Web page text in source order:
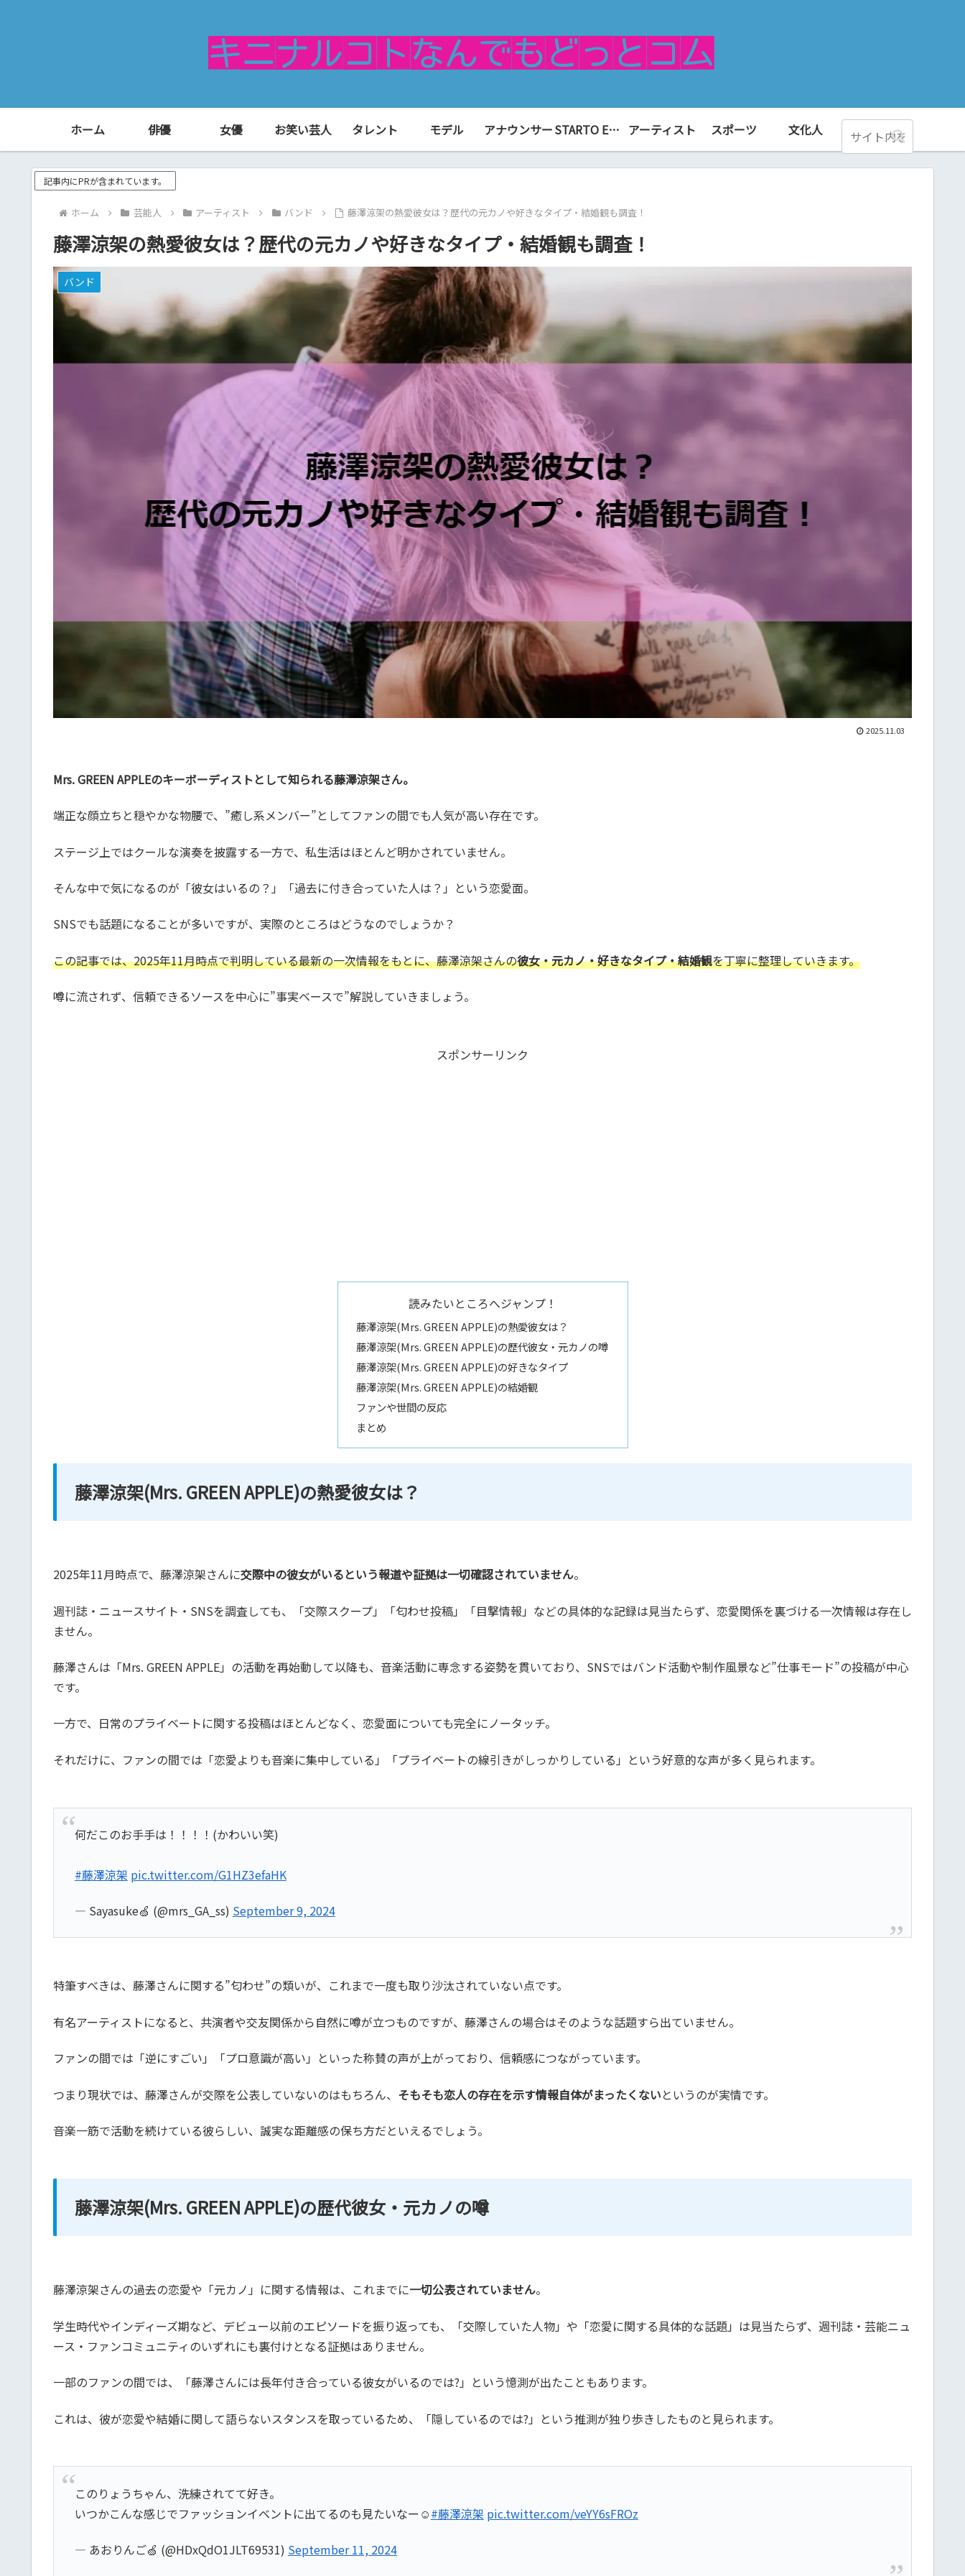
ホーム 俳優 女優 お笑い芸人 タレント モデル アナウンサー STARTO ENTERTAINMENT（旧ジャニーズ） アーティスト スポーツ 文化人
記事内にPRが含まれています。
ホーム 芸能人 アーティスト バンド 藤澤涼架の熱愛彼女は？歴代の元カノや好きなタイプ・結婚観も調査！
藤澤涼架の熱愛彼女は？歴代の元カノや好きなタイプ・結婚観も調査！
バンド
2025.11.03
Mrs. GREEN APPLEのキーボーディストとして知られる藤澤涼架さん。
端正な顔立ちと穏やかな物腰で、”癒し系メンバー”としてファンの間でも人気が高い存在です。
ステージ上ではクールな演奏を披露する一方で、私生活はほとんど明かされていません。
そんな中で気になるのが「彼女はいるの？」「過去に付き合っていた人は？」という恋愛面。
SNSでも話題になることが多いですが、実際のところはどうなのでしょうか？
この記事では、2025年11月時点で判明している最新の一次情報をもとに、藤澤涼架さんの彼女・元カノ・好きなタイプ・結婚観を丁寧に整理していきます。
噂に流されず、信頼できるソースを中心に”事実ベースで”解説していきましょう。
スポンサーリンク
読みたいところへジャンプ！
藤澤涼架(Mrs. GREEN APPLE)の熱愛彼女は？
藤澤涼架(Mrs. GREEN APPLE)の歴代彼女・元カノの噂
藤澤涼架(Mrs. GREEN APPLE)の好きなタイプ
藤澤涼架(Mrs. GREEN APPLE)の結婚観
ファンや世間の反応
まとめ
藤澤涼架(Mrs. GREEN APPLE)の熱愛彼女は？
2025年11月時点で、藤澤涼架さんに交際中の彼女がいるという報道や証拠は一切確認されていません。
週刊誌・ニュースサイト・SNSを調査しても、「交際スクープ」「匂わせ投稿」「目撃情報」などの具体的な記録は見当たらず、恋愛関係を裏づける一次情報は存在し
ません。
藤澤さんは「Mrs. GREEN APPLE」の活動を再始動して以降も、音楽活動に専念する姿勢を貫いており、SNSではバンド活動や制作風景など”仕事モード”の投稿が中心
です。
一方で、日常のプライベートに関する投稿はほとんどなく、恋愛面についても完全にノータッチ。
それだけに、ファンの間では「恋愛よりも音楽に集中している」「プライベートの線引きがしっかりしている」という好意的な声が多く見られます。
何だこのお手手は！！！！(かわいい笑)
#藤澤涼架 pic.twitter.com/G1HZ3efaHK
— Sayasuke🍏 (@mrs_GA_ss) September 9, 2024
特筆すべきは、藤澤さんに関する”匂わせ”の類いが、これまで一度も取り沙汰されていない点です。
有名アーティストになると、共演者や交友関係から自然に噂が立つものですが、藤澤さんの場合はそのような話題すら出ていません。
ファンの間では「逆にすごい」「プロ意識が高い」といった称賛の声が上がっており、信頼感につながっています。
つまり現状では、藤澤さんが交際を公表していないのはもちろん、 そもそも恋人の存在を示す情報自体がまったくないというのが実情です。
音楽一筋で活動を続けている彼らしい、誠実な距離感の保ち方だといえるでしょう。
藤澤涼架(Mrs. GREEN APPLE)の歴代彼女・元カノの噂
藤澤涼架さんの過去の恋愛や「元カノ」に関する情報は、これまでに一切公表されていません。
学生時代やインディーズ期など、デビュー以前のエピソードを振り返っても、「交際していた人物」や「恋愛に関する具体的な話題」は見当たらず、週刊誌・芸能ニュ
ース・ファンコミュニティのいずれにも裏付けとなる証拠はありません。
一部のファンの間では、「藤澤さんには長年付き合っている彼女がいるのでは?」という憶測が出たこともあります。
これは、彼が恋愛や結婚に関して語らないスタンスを取っているため、「隠しているのでは?」という推測が独り歩きしたものと見られます。
このりょうちゃん、洗練されてて好き。
いつかこんな感じでファッションイベントに出てるのも見たいなー☺️#藤澤涼架 pic.twitter.com/veYY6sFROz
— あおりんご🍏 (@HDxQdO1JLT69531) September 11, 2024